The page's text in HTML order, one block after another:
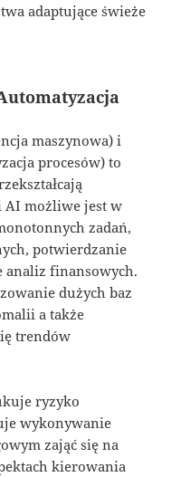
adaptujące świeże
maszynowa) i
procesów) to
AI możliwe jest w
zadań,
potwierdzanie
analiz finansowych.
dużych baz
a także
trendów
ryzyko
wykonywanie
zająć się na
kierowania